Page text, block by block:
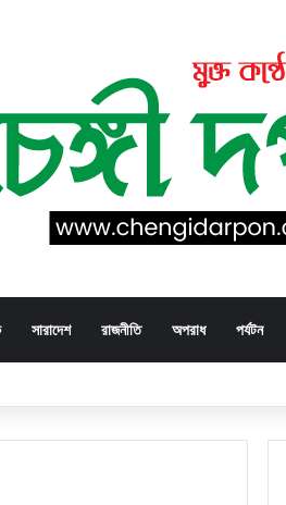
সারাদেশ রাজনীতি অপরাধ পর্যটন